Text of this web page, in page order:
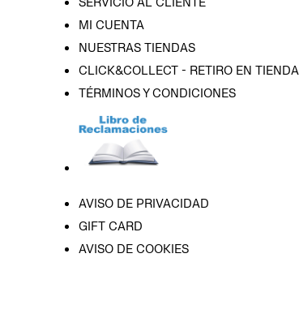
MI CUENTA
NUESTRAS TIENDAS
CLICK&COLLECT - RETIRO EN TIENDA
TÉRMINOS Y CONDICIONES
AVISO DE PRIVACIDAD
GIFT CARD
AVISO DE COOKIES